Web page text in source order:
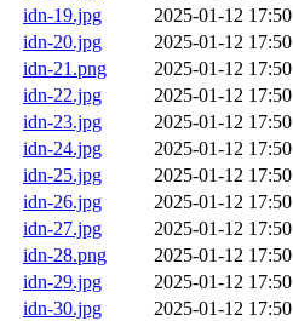
idn-19.jpg
2025-01-12 17:50
idn-20.jpg
2025-01-12 17:50
idn-21.png
2025-01-12 17:50
idn-22.jpg
2025-01-12 17:50
idn-23.jpg
2025-01-12 17:50
idn-24.jpg
2025-01-12 17:50
idn-25.jpg
2025-01-12 17:50
idn-26.jpg
2025-01-12 17:50
idn-27.jpg
2025-01-12 17:50
idn-28.png
2025-01-12 17:50
idn-29.jpg
2025-01-12 17:50
idn-30.jpg
2025-01-12 17:50